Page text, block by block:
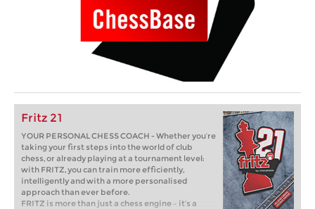
Fritz 21
YOUR PERSONAL CHESS COACH - Whether you’re
taking your first steps into the world of club
chess, or already playing at a tournament level:
with FRITZ, you can train more efficiently,
intelligently and with a more personalised
approach than ever before.
FRITZ is more than just a chess engine – it’s a